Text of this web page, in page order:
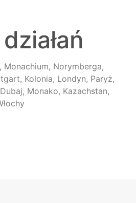
Norymberga,
Kolonia, Londyn, Paryż,
Monako, Kazachstan,